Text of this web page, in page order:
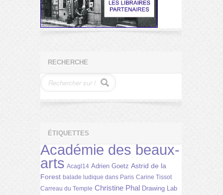
RECHERCHE
ÉTIQUETTES
Académie des beaux-
arts Acagl14 Adrien Goetz Astrid de la
Forest balade ludique dans Paris Carine Tissot
Carreau du Temple Christine Phal Drawing Lab